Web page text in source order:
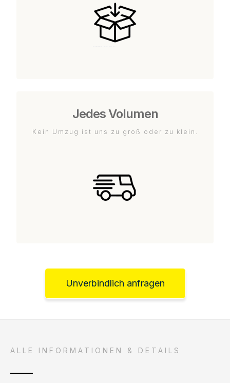
Jedes Volumen
Kein Umzug ist uns zu groß oder zu klein.
Unverbindlich anfragen
ALLE INFORMATIONEN & DETAILS